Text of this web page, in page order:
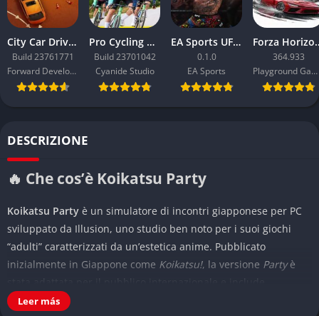
City Car Driving 2.0
Build 23761771
Forward Development
Pro Cycling Manager 26
Build 23701042
Cyanide Studio
EA Sports UFC 6
0.1.0
EA Sports
364.933
Playground Games
DESCRIZIONE
🔥 Che cos’è Koikatsu Party
Koikatsu Party è un simulatore di incontri giapponese per PC
sviluppato da Illusion, uno studio ben noto per i suoi giochi
“adulti” caratterizzati da un’estetica anime. Pubblicato
inizialmente in Giappone come Koikatsu!, la versione Partyè
localizzazione inglese e varie opzioni di personalizzazione
Leer más